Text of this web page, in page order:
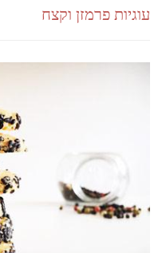
עוגיות פרמזן וקצח